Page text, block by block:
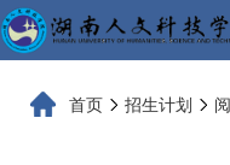
首页 招生计划